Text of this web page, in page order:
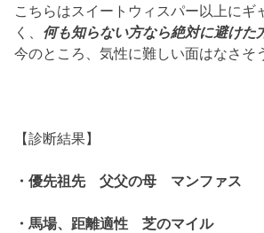
こちらはスイートウィスパー以上にギ
く、 何も知らない方なら絶対に避けた
今のところ、気性に難しい面はなさそ
【診断結果】
・優先祖先 父父の母 マンファス
・馬場、距離適性 芝のマイル